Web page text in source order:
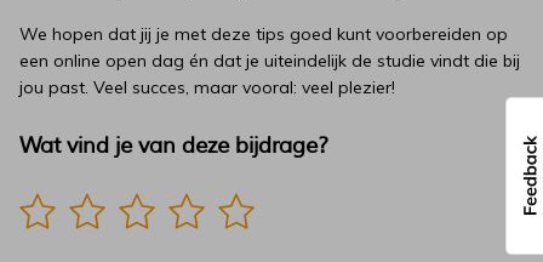
We hopen dat jij je met deze tips goed kunt voorbereiden op
een online open dag én dat je uiteindelijk de studie vindt die bij
jou past. Veel succes, maar vooral: veel plezier!